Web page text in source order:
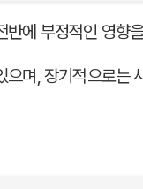
에 부정적인 영향
며, 장기적으로는